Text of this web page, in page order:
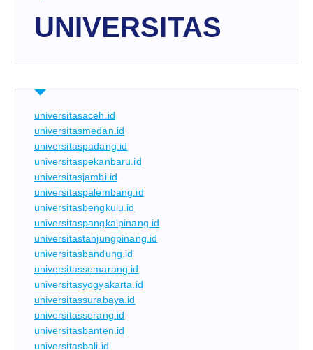
UNIVERSITAS
universitasaceh.id
universitasmedan.id
universitaspadang.id
universitaspekanbaru.id
universitasjambi.id
universitaspalembang.id
universitasbengkulu.id
universitaspangkalpinang.id
universitastanjungpinang.id
universitasbandung.id
universitassemarang.id
universitasyogyakarta.id
universitassurabaya.id
universitasserang.id
universitasbanten.id
universitasbali.id